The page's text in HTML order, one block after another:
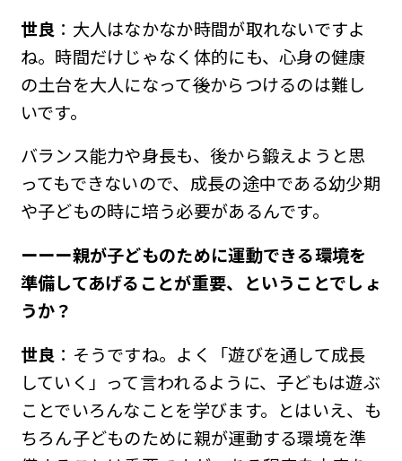
世良 ：大人はなかなか時間が取れないですよ
ね。時間だけじゃなく体的にも、心身の健康
の土台を大人になって後からつけるのは難し
いです。
バランス能力や身長も、後から鍛えようと思
ってもできないので、成長の途中である幼少期
や子どもの時に培う必要があるんです。
ーーー親が子どものために運動できる環境を
準備してあげることが重要、ということでしょ
うか？
世良 ：そうですね。よく「遊びを通して成長
していく」って言われるように、子どもは遊ぶ
ことでいろんなことを学びます。とはいえ、も
ちろん子どものために親が運動する環境を準